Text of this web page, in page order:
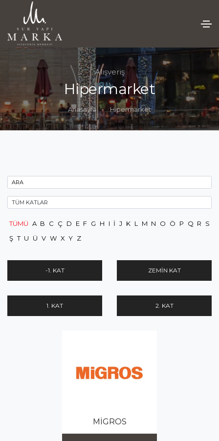
Alışveriş
Hipermarket
Anasayfa Hipermarket
TÜMÜ A B C Ç D E F G H I İ J K L M N O Ö P Q R
S
Ş T U Ü V W X Y Z
-1. KAT ZEMIN KAT
1. KAT 2. KAT
MİGROS